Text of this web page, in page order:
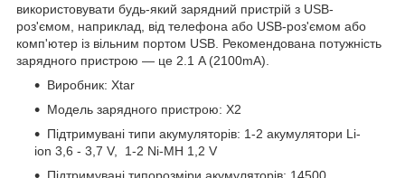
використовувати будь-який зарядний пристрій з USB-
роз'ємом, наприклад, від телефона або USB-роз'ємом або
комп'ютер із вільним портом USB. Рекомендована потужність
зарядного пристрою — це 2.1 A (2100mA).
Виробник: Xtar
Модель зарядного пристрою: X2
Підтримувані типи акумуляторів: 1-2 акумулятори Li-
ion 3,6 - 3,7 V, 1-2 Ni-MH 1,2 V
Підтримувані типорозміри акумуляторів: 14500,